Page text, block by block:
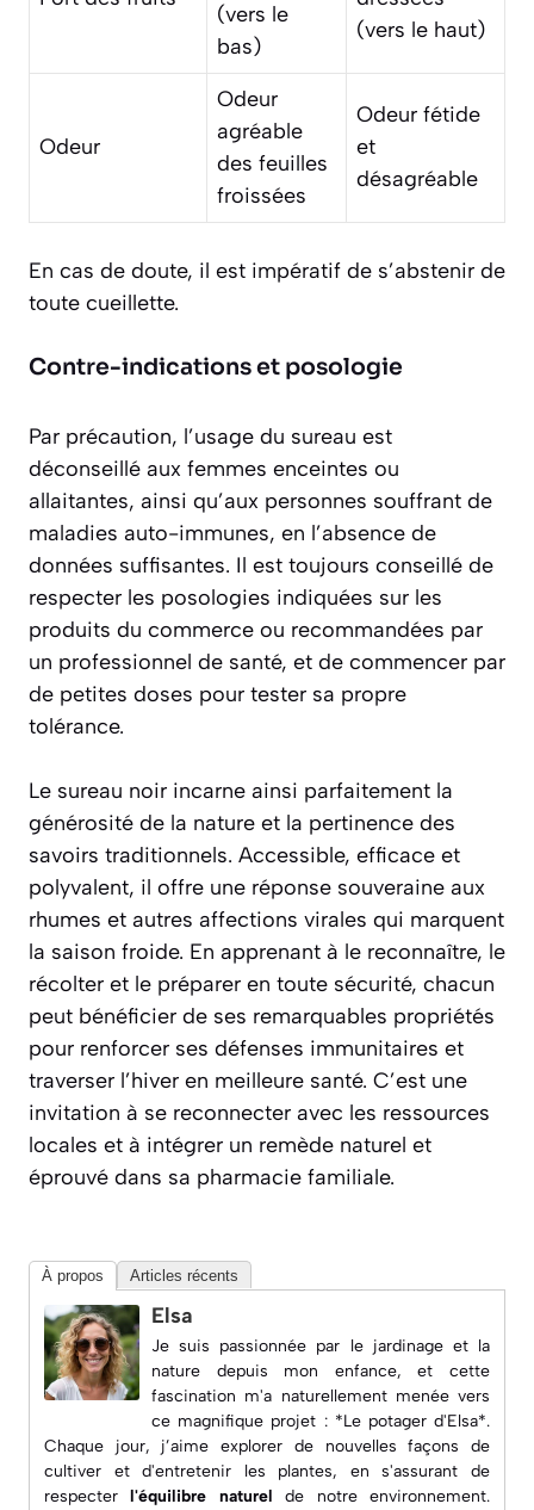
(vers le
bas)
(vers le haut)
Odeur
Odeur
agréable
des feuilles
froissées
Odeur fétide
et
désagréable
En cas de doute, il est impératif de s’abstenir de
toute cueillette.
Contre-indications et posologie
Par précaution, l’usage du sureau est
déconseillé aux femmes enceintes ou
allaitantes, ainsi qu’aux personnes souffrant de
maladies auto-immunes, en l’absence de
données suffisantes. Il est toujours conseillé de
respecter les posologies indiquées sur les
produits du commerce ou recommandées par
un professionnel de santé, et de commencer par
de petites doses pour tester sa propre
tolérance.
Le sureau noir incarne ainsi parfaitement la
générosité de la nature et la pertinence des
savoirs traditionnels. Accessible, efficace et
polyvalent, il offre une réponse souveraine aux
rhumes et autres affections virales qui marquent
la saison froide. En apprenant à le reconnaître, le
récolter et le préparer en toute sécurité, chacun
peut bénéficier de ses remarquables propriétés
pour renforcer ses défenses immunitaires et
traverser l’hiver en meilleure santé. C’est une
invitation à se reconnecter avec les ressources
locales et à intégrer un remède naturel et
éprouvé dans sa pharmacie familiale.
À propos Articles récents
Elsa
Je suis passionnée par le jardinage et la
nature depuis mon enfance, et cette
fascination m'a naturellement menée vers
ce magnifique projet : *Le potager d'Elsa*.
Chaque jour, j’aime explorer de nouvelles façons de
cultiver et d'entretenir les plantes, en s'assurant de
respecterl'équilibre naturel de notre environnement.